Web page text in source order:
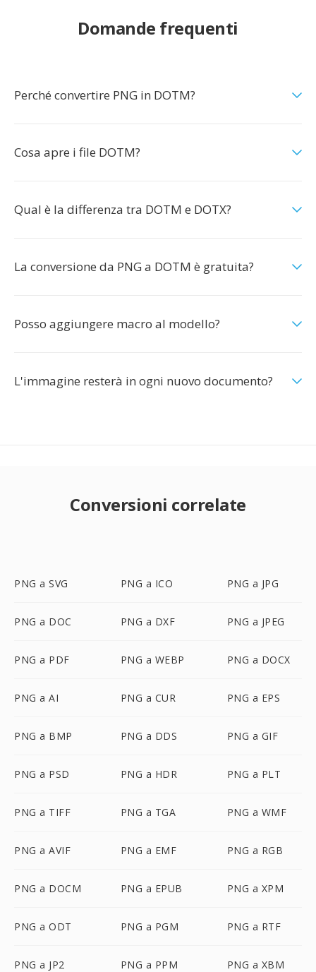
Domande frequenti
Perché convertire PNG in DOTM?
Cosa apre i file DOTM?
Qual è la differenza tra DOTM e DOTX?
La conversione da PNG a DOTM è gratuita?
Posso aggiungere macro al modello?
L'immagine resterà in ogni nuovo documento?
Conversioni correlate
PNG a SVG PNG a ICO PNG a JPG
PNG a DOC PNG a DXF PNG a JPEG
PNG a PDF PNG a WEBP PNG a DOCX
PNG a AI PNG a CUR PNG a EPS
PNG a BMP PNG a DDS PNG a GIF
PNG a PSD PNG a HDR PNG a PLT
PNG a TIFF PNG a TGA PNG a WMF
PNG a AVIF PNG a EMF PNG a RGB
PNG a DOCM PNG a EPUB PNG a XPM
PNG a ODT PNG a PGM PNG a RTF
PNG a JP2 PNG a PPM PNG a XBM